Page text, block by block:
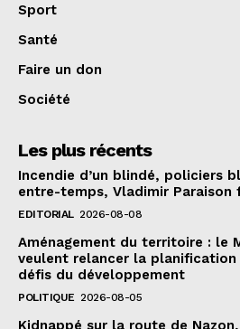
Sport
Santé
Faire un don
Société
Les plus récents
Incendie d’un blindé, policiers
entre-temps, Vladimir
EDITORIAL 2026-08-08
Aménagement du territoire : le
veulent relancer la
défis du développement
POLITIQUE 2026-08-05
Kidnappé sur la route de